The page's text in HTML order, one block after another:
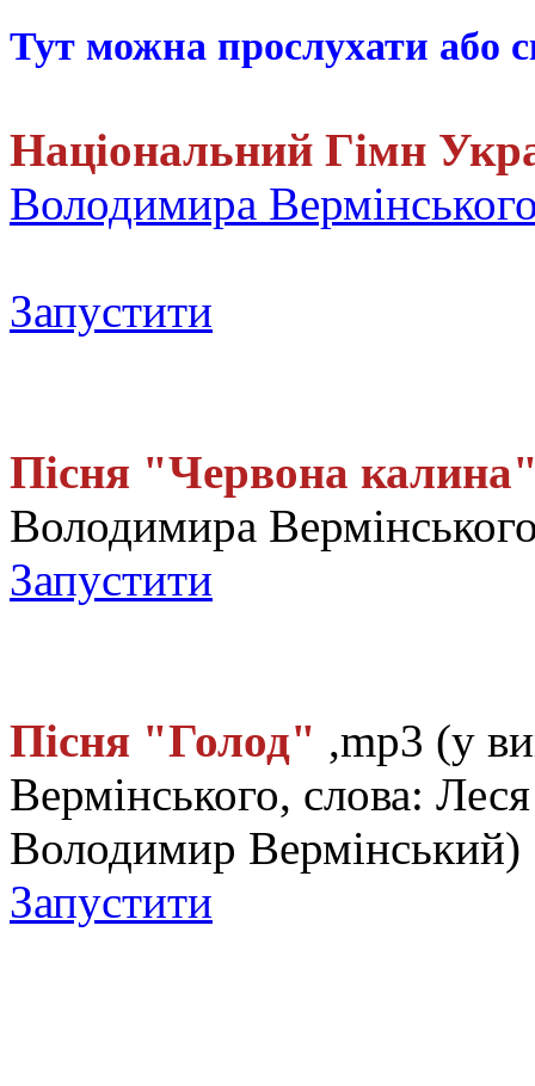
Тут можна прослухати або
Національний Гімн
Володимира
Запустити
Пісня "Червона
Володимира
Запустити
Пісня "Голод" ,mp3 (у
Вермінського, слова:
Володимир Вермінський)
Запустити